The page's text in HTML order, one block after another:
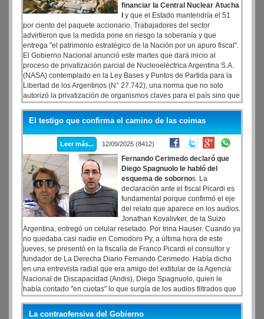
financiar la Central Nuclear Atucha
y que el Estado mantendría el 51
por ciento del paquete accionario. Trabajadores del sector
advirtieron que la medida pone en riesgo la soberanía y que
entrega "el patrimonio estratégico de la Nación por un apuro fiscal".
El Gobierno Nacional anunció este martes que dará inicio al
proceso de privatización parcial de Nucleoeléctrica Argentina S.A.
(NASA) contemplado en la Ley Bases y Puntos de Partida para la
Libertad de los Argentinos (N° 27.742), una norma que no solo
autorizó la privatización de organismos claves para el país sino que
también habilitó una delegación sin precedentes al Poder Ejecutivo.
El testigo que confirma el camino de las coimas
Leer más... 12/09/2025 (8412)
Fernando Cerimedo declaró que
Diego Spagnuolo le habló del
esquema de sobornos. La
declaración ante el fiscal Picardi es
fundamental porque confirmó el eje
del relato que aparece en los audios.
Jonathan Kovalivker, de la Suizo
Argentina, entregó un celular resetado. Por Irina Hauser. Cuando ya
no quedaba casi nadie en Comodoro Py, a última hora de este
jueves, se presentó en la fiscalía de Franco Picardi el consultor y
fundador de La Derecha Diario Fernando Cerimedo. Había dicho
en una entrevista radial que era amigo del extitular de la Agencia
Nacional de Discapacidad (Andis), Diego Spagnuolo, quien le
había contado "en cuotas" lo que surgía de los audios filtrados que
dieron lugar a una investigación judicial sobre posibles coimas en
la compra de medicamentos.
La contraofensiva del Gobierno